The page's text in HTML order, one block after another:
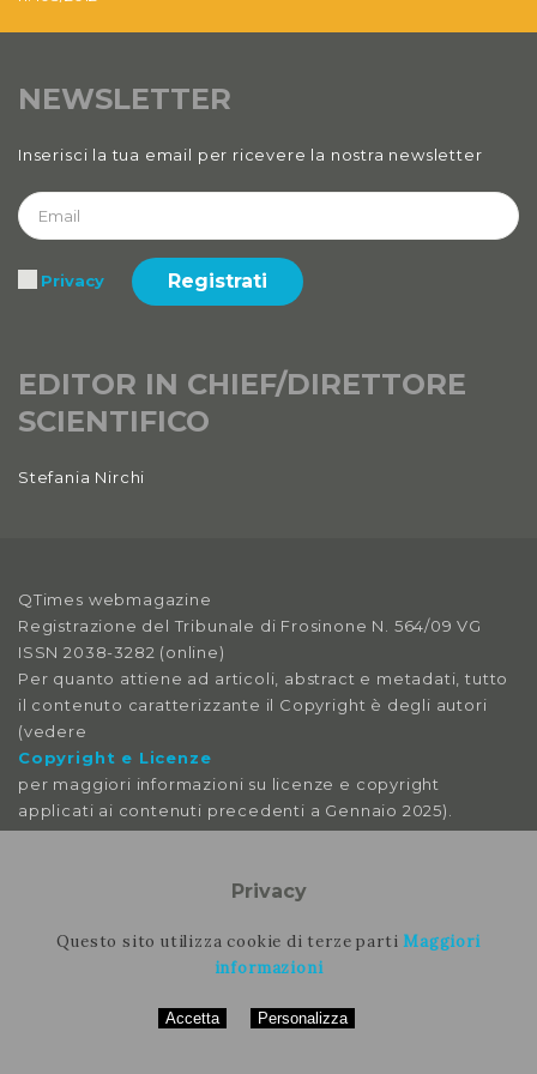
2020 Numero 1 e 2
Anno XI, Numero 4
2019
Anno XI, Numero 3
Anno XI, Numero 2
2019
2019
Anno X, Numero 3
2018
Anno X, Numero 2
2018
Anno X, Numero 1
2018
Anno IX, Numero 3
Anno IX, Numero 2
NEWSLETTER
Inserisci la tua email per ricevere la nostra newsletter
Privacy Registrati
EDITOR IN CHIEF/DIRETTORE
SCIENTIFICO
Stefania Nirchi
QTimes webmagazine
Registrazione del Tribunale di Frosinone N. 564/09 VG
ISSN 2038-3282 (online)
Per quanto attiene ad articoli, abstract e metadati, tutto
il contenuto caratterizzante il Copyright è degli autori
(vedere
Copyright e Licenze
per maggiori informazioni su licenze e copyright
applicati ai contenuti precedenti a Gennaio 2025).
splitshire
Per contattare la rimozione contattare il nostro staff
Privacy
Questo sito utilizza cookie di terze partiMaggiori
informazioni
Accetta Personalizza